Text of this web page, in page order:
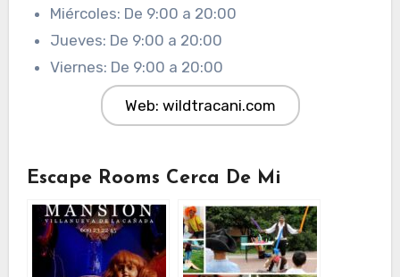
Miércoles: De 9:00 a 20:00
Jueves: De 9:00 a 20:00
Viernes: De 9:00 a 20:00
Web: wildtracani.com
Escape Rooms Cerca De Mi